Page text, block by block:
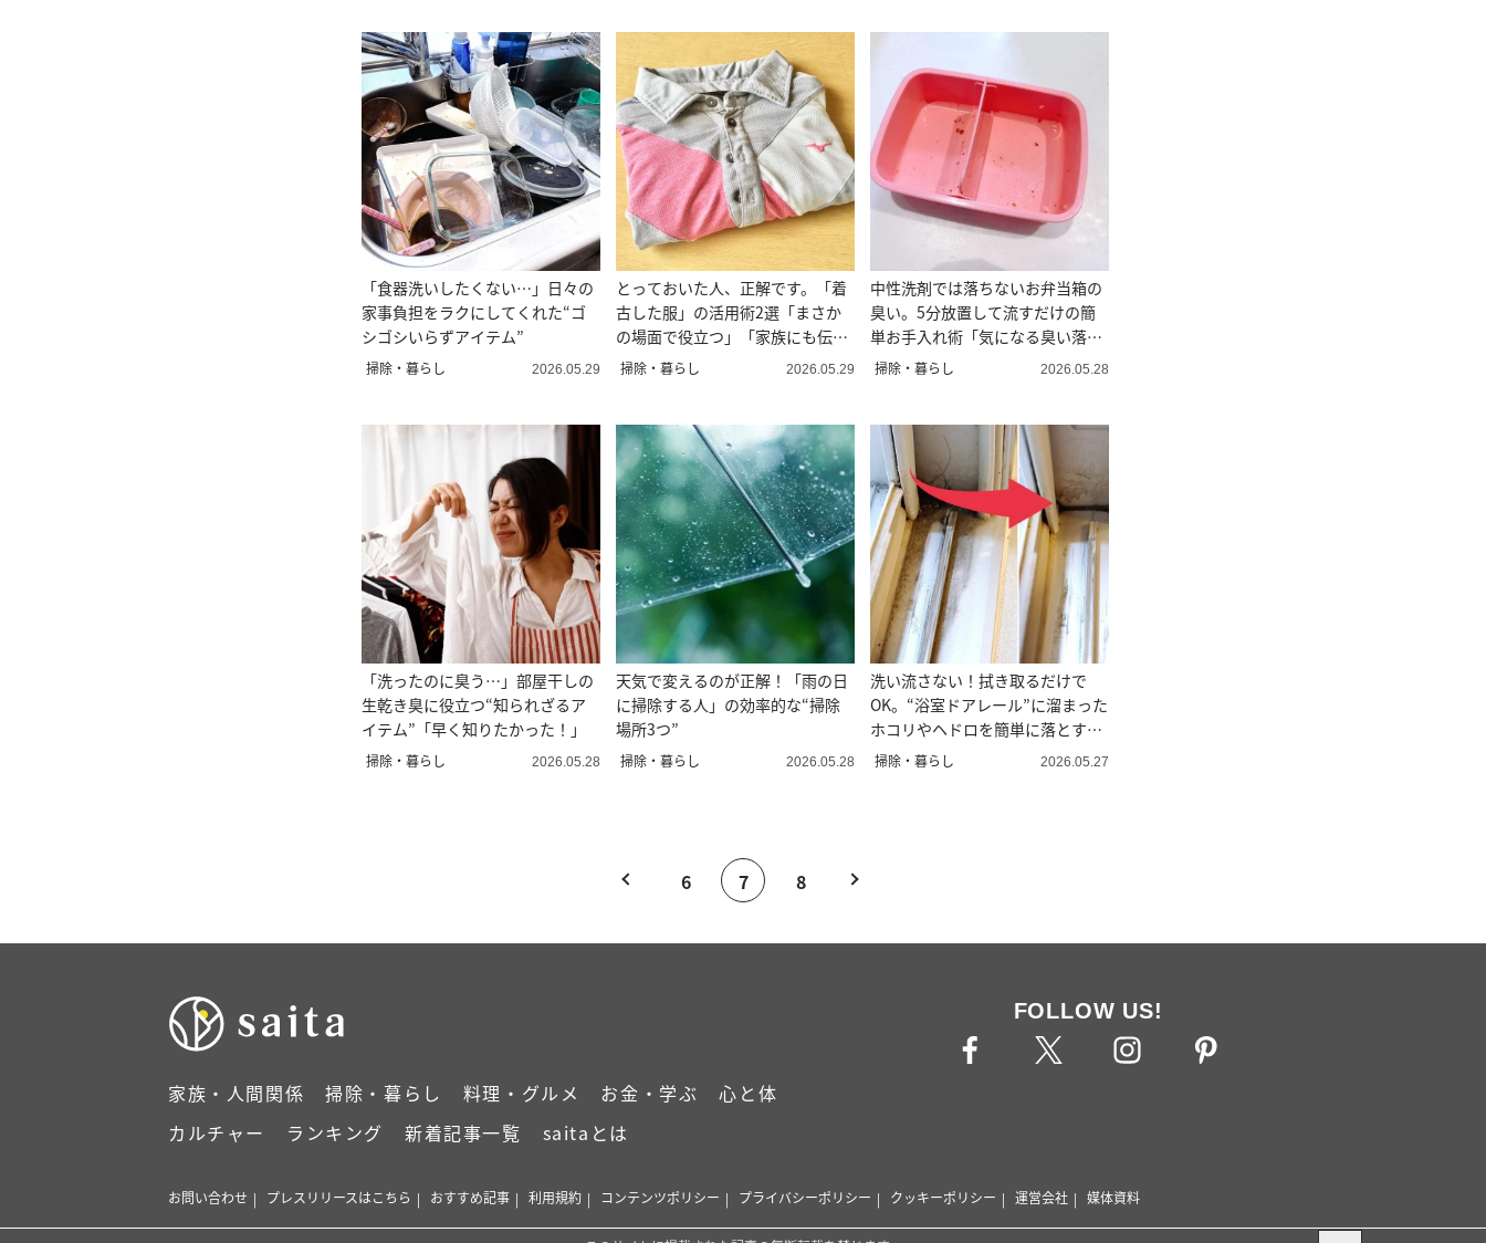
「食器洗いしたくない…」日々の
家事負担をラクにしてくれた“ゴ
シゴシいらずアイテム”
掃除・暮らし 2026.05.29
とっておいた人、正解です。「着
古した服」の活用術2選「まさか
の場面で役立つ」「家族にも伝え
る」
掃除・暮らし 2026.05.29
中性洗剤では落ちないお弁当箱の
臭い。5分放置して流すだけの簡
単お手入れ術「気になる臭い落ち
た」
掃除・暮らし 2026.05.28
「洗ったのに臭う…」部屋干しの
生乾き臭に役立つ“知られざるア
イテム”「早く知りたかった！」
掃除・暮らし 2026.05.28
天気で変えるのが正解！「雨の日
に掃除する人」の効率的な“掃除
場所3つ”
掃除・暮らし 2026.05.28
洗い流さない！拭き取るだけで
OK。“浴室ドアレール”に溜まった
ホコリやヘドロを簡単に落とす掃
除術
掃除・暮らし 2026.05.27
6 7 8
家族・人間関係 掃除・暮らし 料理・グルメ お金・学ぶ
心と体
カルチャー
ランキング 新着記事一覧 saitaとは
FOLLOW US!
お問い合わせ プレスリリースはこちら おすすめ記事 利用規約 コンテンツポリシー プライバシーポリシー クッキーポリシー 運営会社 媒体資料